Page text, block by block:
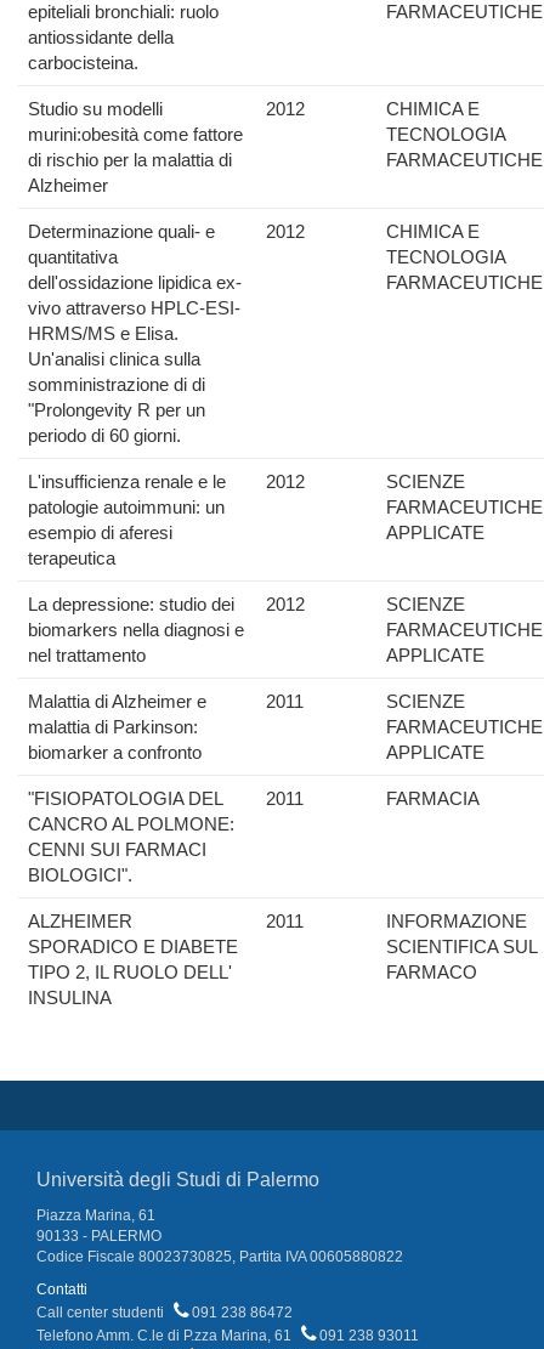
epiteliali bronchiali: ruolo
antiossidante della
carbocisteina.
FARMACEUTICHE
Studio su modelli
murini:obesità come fattore
di rischio per la malattia di
Alzheimer
2012
CHIMICA E
TECNOLOGIA
FARMACEUTICHE
Determinazione quali- e
quantitativa
dell'ossidazione lipidica ex-
vivo attraverso HPLC-ESI-
HRMS/MS e Elisa.
Un'analisi clinica sulla
somministrazione di di
"Prolongevity R per un
periodo di 60 giorni.
2012
CHIMICA E
TECNOLOGIA
FARMACEUTICHE
L'insufficienza renale e le
patologie autoimmuni: un
esempio di aferesi
terapeutica
2012
SCIENZE
FARMACEUTICHE
APPLICATE
La depressione: studio dei
biomarkers nella diagnosi e
nel trattamento
2012
SCIENZE
FARMACEUTICHE
APPLICATE
Malattia di Alzheimer e
malattia di Parkinson:
biomarker a confronto
2011
SCIENZE
FARMACEUTICHE
APPLICATE
"FISIOPATOLOGIA DEL
CANCRO AL POLMONE:
CENNI SUI FARMACI
BIOLOGICI".
2011 FARMACIA
ALZHEIMER
SPORADICO E DIABETE
TIPO 2, IL RUOLO DELL'
INSULINA
2011
INFORMAZIONE
SCIENTIFICA SUL
FARMACO
Università degli Studi di Palermo
Piazza Marina, 61
90133 - PALERMO
Codice Fiscale 80023730825, Partita IVA 00605880822
Contatti
Call center studenti
091 238 86472
Telefono Amm. C.le di P.zza Marina, 61
091 238 93011